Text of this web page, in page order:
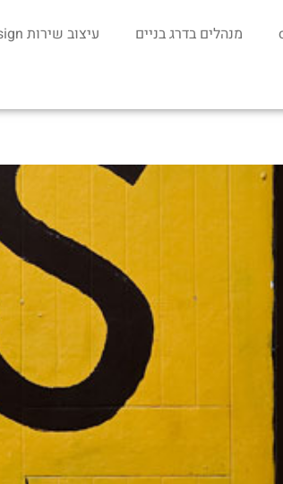
מנהלים בדרג בניים עיצוב שירות service design